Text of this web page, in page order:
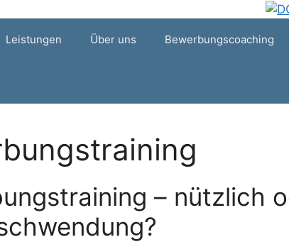
Leistungen Über uns Bewerbungscoaching
– nützlich